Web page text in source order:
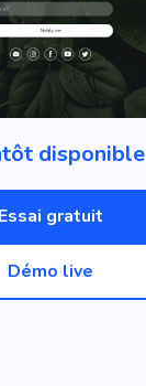
disponible
Essai gratuit
Démo live